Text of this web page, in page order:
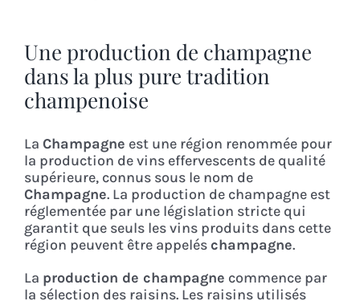
Une production de champagne
dans la plus pure tradition
champenoise
La Champagne est une région renommée pour
la production de vins effervescents de qualité
supérieure, connus sous le nom de
Champagne. La production de champagne est
réglementée par une législation stricte qui
garantit que seuls les vins produits dans cette
région peuvent être appeléschampagne.
La production de champagne commence par
la sélection des raisins. Les raisins utilisés